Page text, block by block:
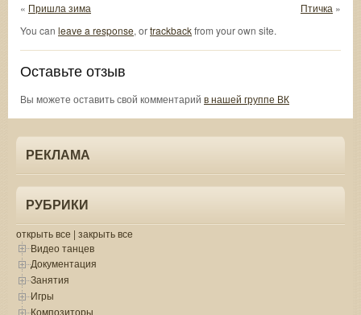
« Пришла зима Птичка »
You can leave a response, ortrackbackfrom your own site.
Оставьте отзыв
Вы можете оставить свой комментарий в нашей группе ВК
РЕКЛАМА
РУБРИКИ
открыть все | закрыть все
Видео танцев
Документация
Занятия
Игры
Композиторы